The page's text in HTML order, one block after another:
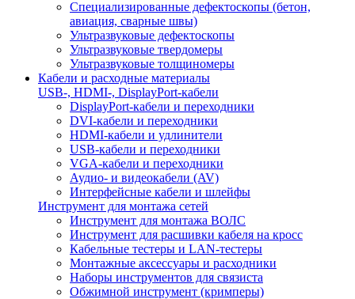
Специализированные дефектоскопы (бетон,
авиация, сварные швы)
Ультразвуковые дефектоскопы
Ультразвуковые твердомеры
Ультразвуковые толщиномеры
Кабели и расходные материалы
USB-, HDMI-, DisplayPort-кабели
DisplayPort-кабели и переходники
DVI-кабели и переходники
HDMI-кабели и удлинители
USB-кабели и переходники
VGA-кабели и переходники
Аудио- и видеокабели (AV)
Интерфейсные кабели и шлейфы
Инструмент для монтажа сетей
Инструмент для монтажа ВОЛС
Инструмент для расшивки кабеля на кросс
Кабельные тестеры и LAN-тестеры
Монтажные аксессуары и расходники
Наборы инструментов для связиста
Обжимной инструмент (кримперы)